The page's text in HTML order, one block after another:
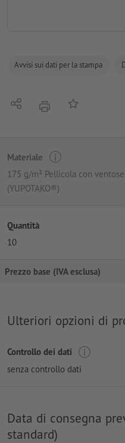
Avvisi sui dati per la stampa
Condividistamparealla lista
Materiale
175 g/m² Pellicola con
(YUPOTAKO®)
Quantità
10
Prezzo base (IVA esclusa)
Ulteriori opzioni di
Controllo dei dati
senza controllo dati
Data di consegna
standard)